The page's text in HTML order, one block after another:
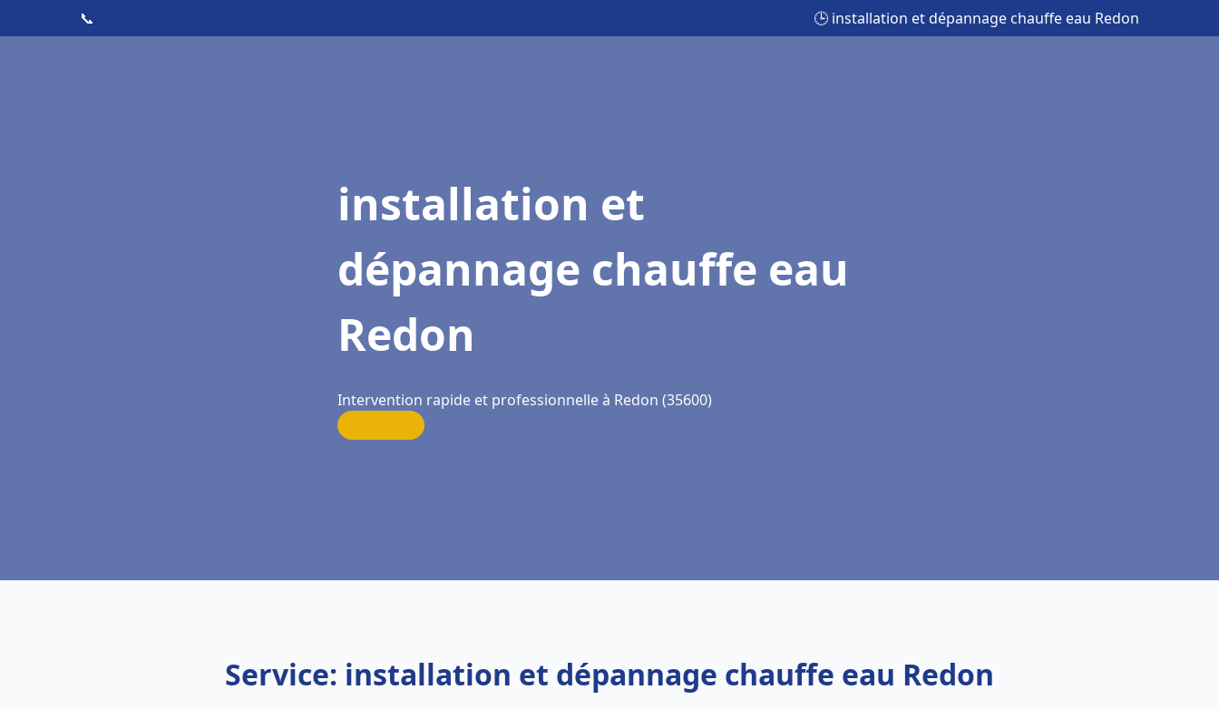
📞 🕒 installation et dépannage chauffe eau Redon
installation et
dépannage chauffe eau
Redon
Intervention rapide et professionnelle à Redon (35600)
Service: installation et dépannage chauffe eau Redon